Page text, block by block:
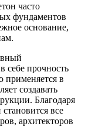
часто
фундаментов
основание,
себе прочность
применяется в
создавать
Благодаря
все
архитекторов